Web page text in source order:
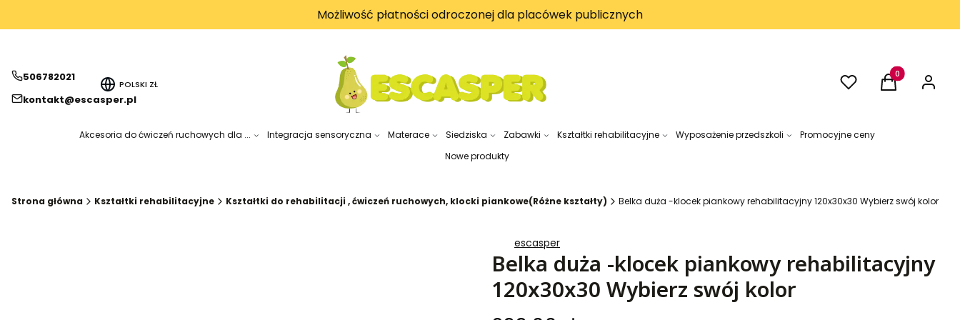
Możliwość płatności odroczonej dla placówek publicznych
506782021
kontakt@escasper.pl
POLSKI ZŁ UlubioneProdukty w
Koszyk Zaloguj
Akcesoria do ćwiczeń ruchowych dla ... Integracja sensoryczna Materace Siedziska Zabawki Kształtki rehabilitacyjne Wyposażenie przedszkoli
Promocyjne ceny
Nowe produkty
Strona główna Kształtki rehabilitacyjne Kształtki do rehabilitacji , ćwiczeń ruchowych, klocki piankowe(Różne kształty) Belka duża -klocek piankowy rehabilitacyjny 120x30x30 Wybierz swój kolor
escasper
Belka duża -klocek piankowy rehabilitacyjny
120x30x30 Wybierz swój kolor